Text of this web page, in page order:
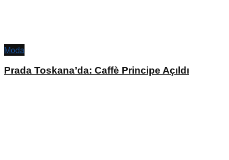
Moda
Prada Toskana’da: Caffè Principe Açıldı